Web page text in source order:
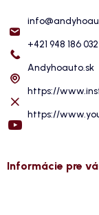
info@
+421 948 186 032
Andyhoauto.sk
https://
https://
Informácie pre